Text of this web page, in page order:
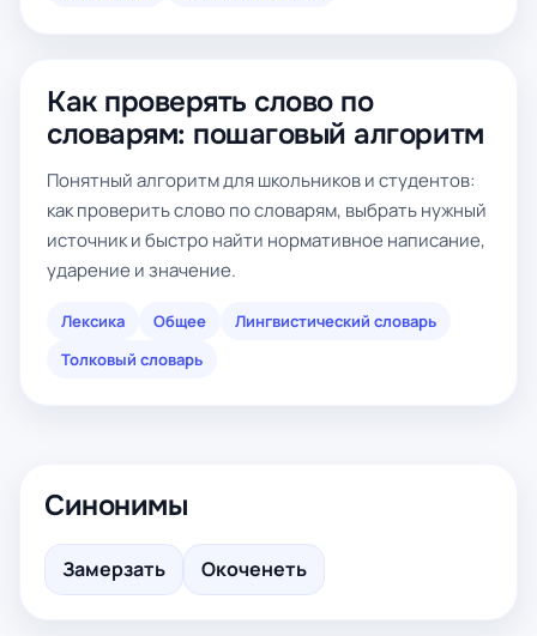
Как проверять слово по
словарям: пошаговый алгоритм
Понятный алгоритм для школьников и студентов:
как проверить слово по словарям, выбрать нужный
источник и быстро найти нормативное написание,
ударение и значение.
Лексика Общее
Лингвистический словарь
Толковый словарь
Синонимы
Замерзать Окоченеть